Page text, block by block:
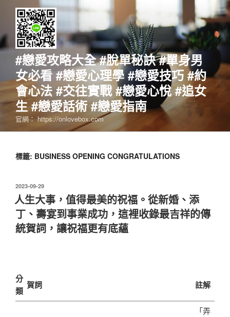
要
#戀愛攻略大全 #脫單秘訣 #單身男
女必看 #戀愛心理學 #戀愛技巧 #約
會心法 #交往實戰 #戀愛心悅 #追女
生 #戀愛話術 #戀愛指南
官網： https://onlovebox.com
標籤: BUSINESS OPENING CONGRATULATIONS
發
佈
於
2023-09-29
人生大事，值得最美的祝福。從新婚、添
丁、壽宴到事業成功，這裡收錄最吉祥的傳
統賀詞，讓祝福更有底蘊
分
類
賀詞 註解
「弄